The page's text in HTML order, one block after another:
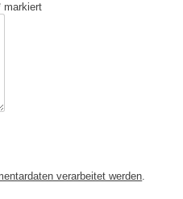
markiert
verarbeitet werden.